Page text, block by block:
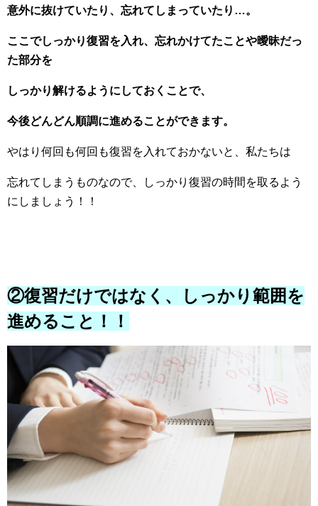
意外に抜けていたり、忘れてしまっていたり…。
ここでしっかり復習を入れ、忘れかけてたことや曖昧だっ
た部分を
しっかり解けるようにしておくことで、
今後どんどん順調に進めることができます。
やはり何回も何回も復習を入れておかないと、私たちは
忘れてしまうものなので、しっかり復習の時間を取るよう
にしましょう！！
②復習だけではなく、しっかり範囲を
進めること！！